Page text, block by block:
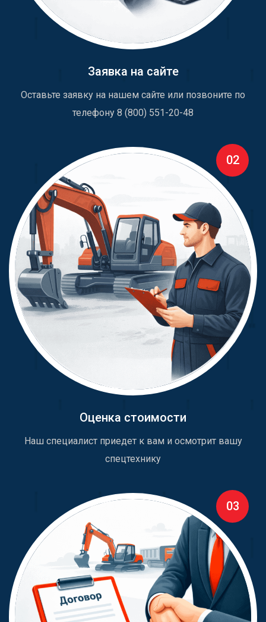
Заявка на сайте
Оставьте заявку на нашем сайте или позвоните по
телефону 8 (800) 551-20-48
02
Оценка стоимости
Наш специалист приедет к вам и осмотрит вашу
спецтехнику
03